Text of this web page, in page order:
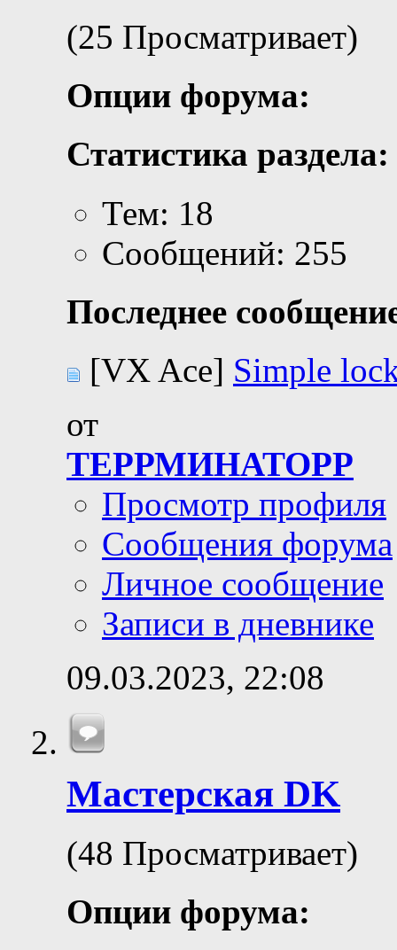
(25 Просматривает)
Опции форума:
Статистика раздела:
Тем: 18
Сообщений: 255
Последнее
[VX Ace] Simple
от
ТЕРРМИНАТОРР
Просмотр профиля
Сообщения форума
Личное сообщение
Записи в дневнике
09.03.2023, 22:08
Мастерская DK
(48 Просматривает)
Опции форума: